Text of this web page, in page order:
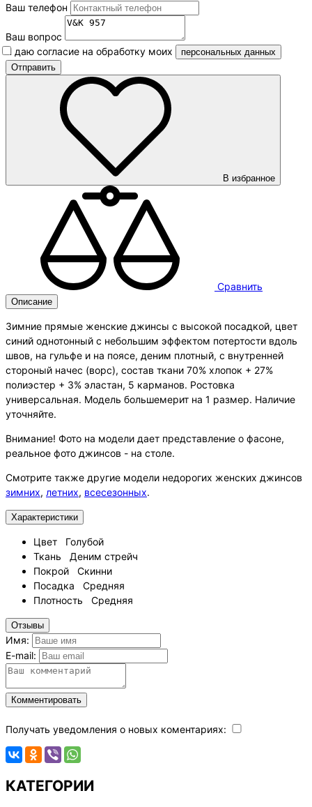
Ваш телефон
Ваш вопрос
Я даю согласие на обработку моих
персональных данных
В избранное
Сравнить
Описание
Зимние прямые женские джинсы с высокой посадкой, цвет
синий однотонный с небольшим эффектом потертости вдоль
швов, на гульфе и на поясе, деним плотный, с внутренней
стороный начес (ворс), состав ткани 70% хлопок + 27%
полиэстер + 3% эластан, 5 карманов. Ростовка
универсальная. Модель большемерит на 1 размер. Наличие
уточняйте.
Внимание! Фото на модели дает представление о фасоне,
реальное фото джинсов - на столе.
Смотрите также другие модели недорогих женских джинсов
зимних, летних, всесезонных.
Характеристики
Цвет
Голубой
Ткань
Деним стрейч
Покрой
Скинни
Посадка
Средняя
Плотность
Средняя
Отзывы
Имя:
E-mail:
Комментировать
Получать уведомления о новых коментариях:
КАТЕГОРИИ